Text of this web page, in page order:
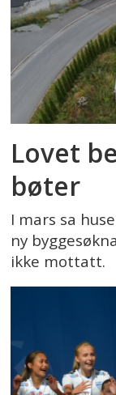
Lovet
bøter
I mars sa
ny
ikke mottatt.